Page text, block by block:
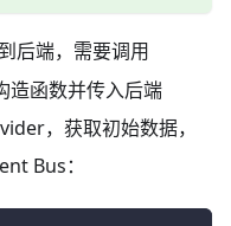
后端，需要调用
造函数并传入后端
，获取初始数据，
Bus：